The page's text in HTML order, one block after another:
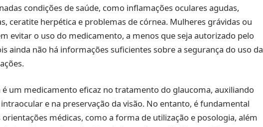
condições de saúde, como inflamações oculares agudas,
ceratite herpética e problemas de córnea. Mulheres grávidas ou
evitar o uso do medicamento, a menos que seja autorizado pelo
ainda não há informações suficientes sobre a segurança do uso da
um medicamento eficaz no tratamento do glaucoma, auxiliando
e na preservação da visão. No entanto, é fundamental
médicas, como a forma de utilização e posologia, além